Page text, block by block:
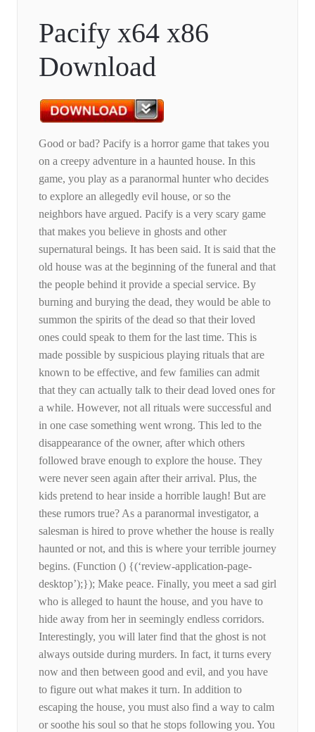
Pacify x64 x86
Download
Good or bad? Pacify is a horror game that takes you
on a creepy adventure in a haunted house. In this
game, you play as a paranormal hunter who decides
to explore an allegedly evil house, or so the
neighbors have argued. Pacify is a very scary game
that makes you believe in ghosts and other
supernatural beings. It has been said. It is said that the
old house was at the beginning of the funeral and that
the people behind it provide a special service. By
burning and burying the dead, they would be able to
summon the spirits of the dead so that their loved
ones could speak to them for the last time. This is
made possible by suspicious playing rituals that are
known to be effective, and few families can admit
that they can actually talk to their dead loved ones for
a while. However, not all rituals were successful and
in one case something went wrong. This led to the
disappearance of the owner, after which others
followed brave enough to explore the house. They
were never seen again after their arrival. Plus, the
kids pretend to hear inside a horrible laugh! But are
these rumors true? As a paranormal investigator, a
salesman is hired to prove whether the house is really
haunted or not, and this is where your terrible journey
begins. (Function () {(‘review-application-page-
desktop’);}); Make peace. Finally, you meet a sad girl
who is alleged to haunt the house, and you have to
hide away from her in seemingly endless corridors.
Interestingly, you will later find that the ghost is not
always outside during murders. In fact, it turns every
now and then between good and evil, and you have
to figure out what makes it turn. In addition to
escaping the house, you must also find a way to calm
or soothe his soul so that he stops following you. You